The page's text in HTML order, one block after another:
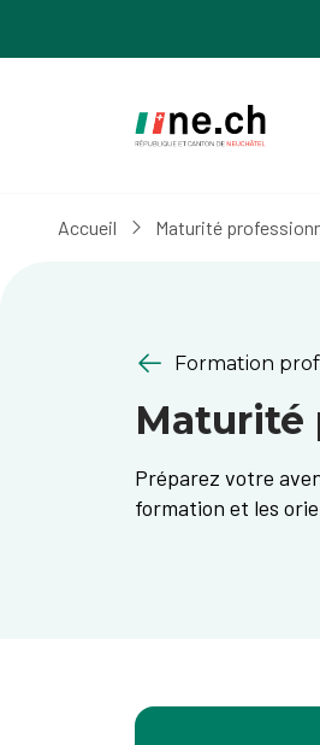
Accueil Maturité
Formation
Maturité
Préparez votre
formation et les